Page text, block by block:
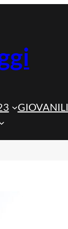
GIOVANILI